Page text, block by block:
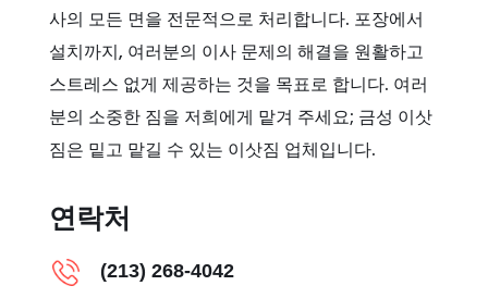
사의 모든 면을 전문적으로 처리합니다. 포장에서
설치까지, 여러분의 이사 문제의 해결을 원활하고
스트레스 없게 제공하는 것을 목표로 합니다. 여러
분의 소중한 짐을 저희에게 맡겨 주세요; 금성 이삿
짐은 밑고 맡길 수 있는 이삿짐 업체입니다.
연락처
(213) 268-4042